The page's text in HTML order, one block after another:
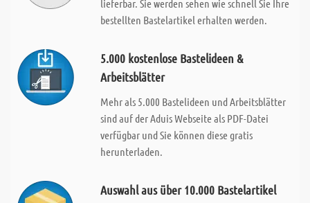
lieferbar. Sie werden sehen wie schnell Sie Ihre
bestellten Bastelartikel erhalten werden.
5.000 kostenlose Bastelideen &
Arbeitsblätter
Mehr als 5.000 Bastelideen und Arbeitsblätter
sind auf der Aduis Webseite als PDF-Datei
verfügbar und Sie können diese gratis
herunterladen.
Auswahl aus über 10.000 Bastelartikel